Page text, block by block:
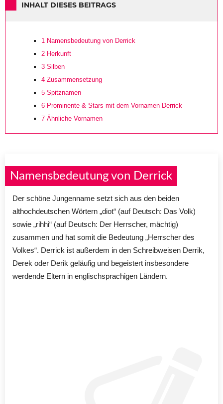
INHALT DIESES BEITRAGS
1 Namensbedeutung von Derrick
2 Herkunft
3 Silben
4 Zusammensetzung
5 Spitznamen
6 Prominente & Stars mit dem Vornamen Derrick
7 Ähnliche Vornamen
Namensbedeutung von Derrick
Der schöne Jungenname setzt sich aus den beiden
althochdeutschen Wörtern „diot“ (auf Deutsch: Das Volk)
sowie „rihhi“ (auf Deutsch: Der Herrscher, mächtig)
zusammen und hat somit die Bedeutung „Herrscher des
Volkes“. Derrick ist außerdem in den Schreibweisen Derrik,
Derek oder Derik geläufig und begeistert insbesondere
werdende Eltern in englischsprachigen Ländern.